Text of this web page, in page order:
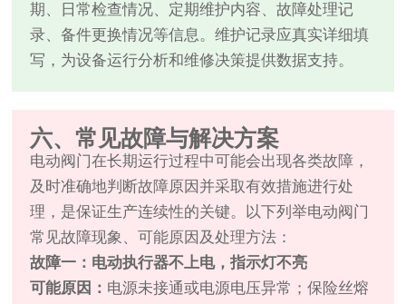
期、日常检查情况、定期维护内容、故障处理记
录、备件更换情况等信息。维护记录应真实详细填
写，为设备运行分析和维修决策提供数据支持。
六、常见故障与解决方案
电动阀门在长期运行过程中可能会出现各类故障，
及时准确地判断故障原因并采取有效措施进行处
理，是保证生产连续性的关键。以下列举电动阀门
常见故障现象、可能原因及处理方法：
故障一：电动执行器不上电，指示灯不亮
可能原因： 电源未接通或电源电压异常；保险丝熔